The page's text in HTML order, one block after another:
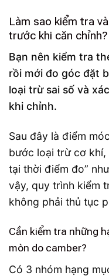
Làm sao kiểm tra
trước khi căn chỉnh?
Bạn nên kiểm tra
rồi mới đo góc đặt
loại trừ sai số và
khi chỉnh.
Sau đây là điểm
bước loại trừ cơ khí,
tại thời điểm đo”
vậy, quy trình kiểm
không phải thủ tục
Cần kiểm tra những
mòn do camber?
Có 3 nhóm hạng